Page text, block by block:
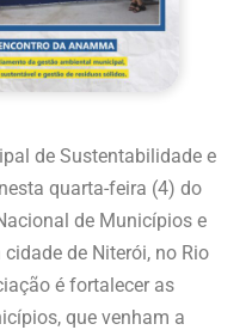
de Sustentabilidade e
quarta-feira (4) do
de Municípios e
de Niterói, no Rio
é fortalecer as
que venham a